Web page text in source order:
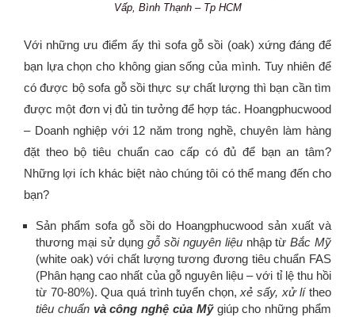
Vấp, Bình Thạnh – Tp HCM
Với những ưu điểm ấy thì sofa gỗ sồi (oak) xứng đáng để
bạn lựa chọn cho không gian sống của mình. Tuy nhiên để
có được bộ sofa gỗ sồi thực sự chất lượng thì bạn cần tìm
được một đơn vị đủ tin tưởng để hợp tác. Hoangphucwood
– Doanh nghiệp với 12 năm trong nghề, chuyên làm hàng
đặt theo bộ tiêu chuẩn cao cấp có đủ để bạn an tâm?
Những lợi ích khác biệt nào chúng tôi có thể mang đến cho
bạn?
Sản phẩm sofa gỗ sồi do Hoangphucwood sản xuất và
thương mại sử dụnggỗ sồi nguyên liệunhập từBắc Mỹ
(white oak) với chất lượng tương đương tiêu chuẩn FAS
(Phân hạng cao nhất của gỗ nguyên liệu – với tỉ lệ thu hồi
từ 70-80%). Qua quá trình tuyển chọn, xẻ sấy, xử lítheo
tiêu chuẩn và công nghệ của Mỹgiúp cho những phẩm